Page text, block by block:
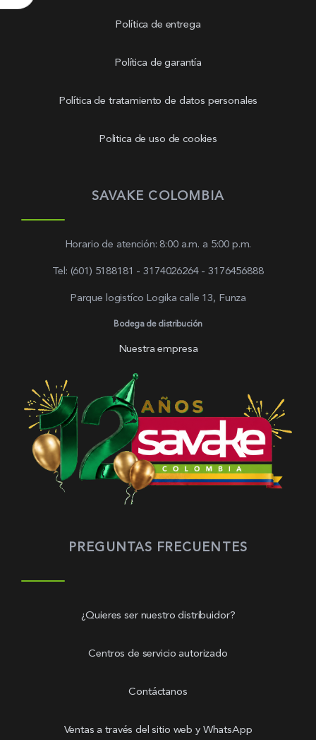
Política de entrega
Política de garantía
Política de tratamiento de datos personales
Politica de uso de cookies
SAVAKE COLOMBIA
Horario de atención: 8:00 a.m. a 5:00 p.m.
Tel: (601) 5188181 - 3174026264 - 3176456888
Parque logistíco Logika calle 13, Funza
Bodega de distribución
Nuestra empresa
PREGUNTAS FRECUENTES
¿Quieres ser nuestro distribuidor?
Centros de servicio autorizado
Contáctanos
Ventas a través del sitio web y WhatsApp